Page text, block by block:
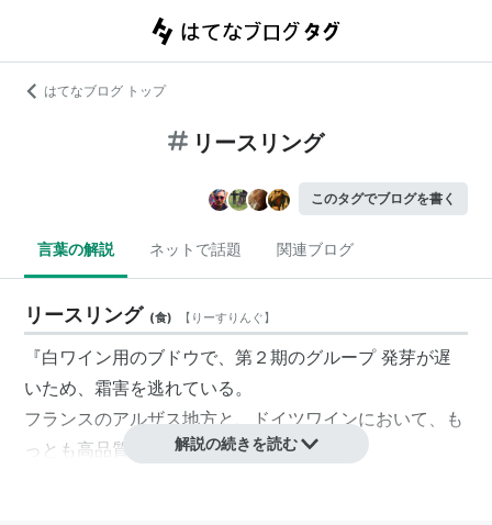
はてなブログ トップ
リースリング
このタグでブログを書く
言葉の解説 ネットで話題 関連ブログ
リースリング (食) 【 りーすりんぐ】
『白ワイン用のブドウで、第２期のグループ 発芽が遅
いため、霜害を逃れている。
フランスのアルザス地方と、ドイツワインにおいて、も
っとも高品質のワインを造る。
解説の続きを読む